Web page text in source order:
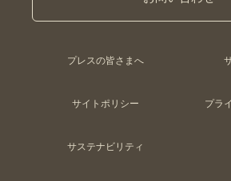
プレスの皆さまへ
サイトポリシー プラ
サステナビリティ